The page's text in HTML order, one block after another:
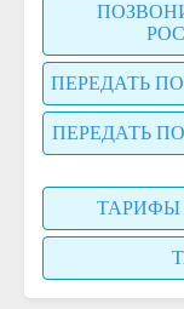
ПЕРЕДАТЬ
ПЕРЕДАТЬ
ТАРИФЫ